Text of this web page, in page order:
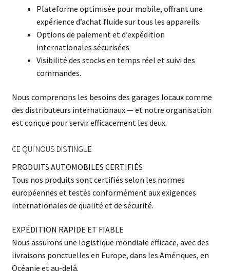
Plateforme optimisée pour mobile, offrant une
expérience d’achat fluide sur tous les appareils.
Options de paiement et d’expédition
internationales sécurisées
Visibilité des stocks en temps réel et suivi des
commandes.
Nous comprenons les besoins des garages locaux comme
des distributeurs internationaux — et notre organisation
est conçue pour servir efficacement les deux.
CE QUI NOUS DISTINGUE
PRODUITS AUTOMOBILES CERTIFIÉS
Tous nos produits sont certifiés selon les normes
européennes et testés conformément aux exigences
internationales de qualité et de sécurité.
EXPÉDITION RAPIDE ET FIABLE
Nous assurons une logistique mondiale efficace, avec des
livraisons ponctuelles en Europe, dans les Amériques, en
Océanie et au-delà.